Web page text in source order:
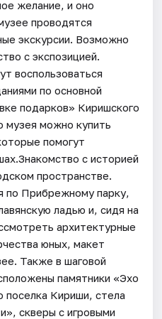
желание, и оно
проводятся
экскурсии. Возможно
с экспозицией.
воспользоваться
по основной
подарков» Киришского
музея можно купить
помогут
с историей
пространстве.
по Прибрежному парку,
ладью и, сидя на
архитектурные
юных, макет
Также в шаговой
памятники «Эхо
поселка Кириши, стела
скверы с игровыми